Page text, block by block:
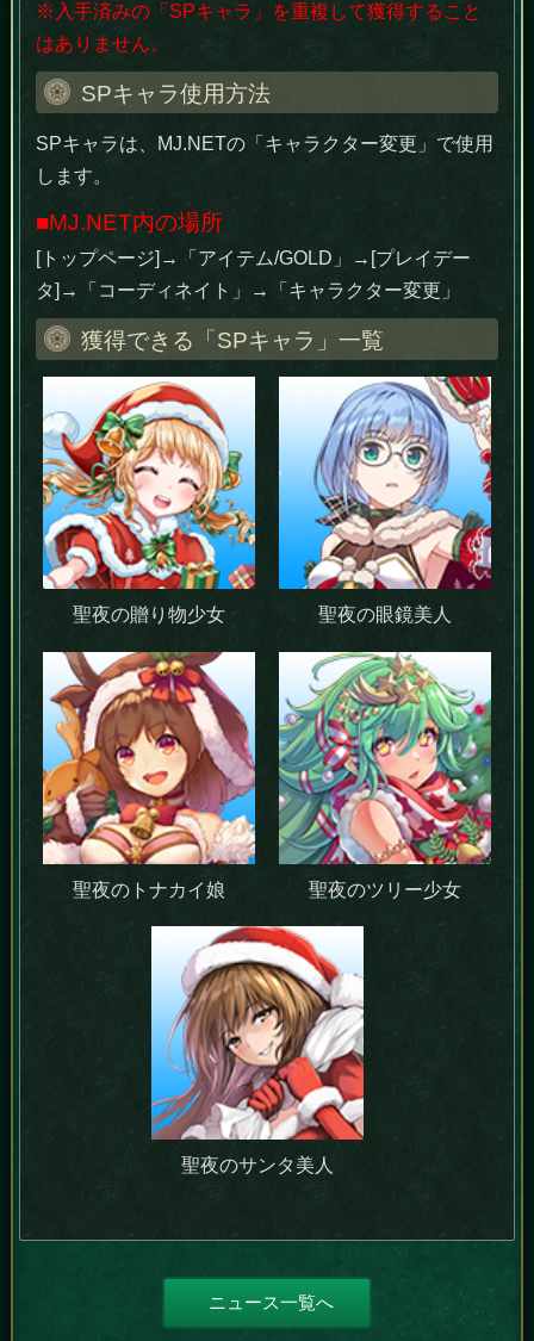
※入手済みの「SPキャラ」を重複して獲得すること
はありません。
SPキャラ使用方法
SPキャラは、MJ.NETの「キャラクター変更」で使用
します。
■MJ.NET内の場所
[トップページ]→「アイテム/GOLD」→[プレイデー
タ]→「コーディネイト」→「キャラクター変更」
獲得できる「SPキャラ」一覧
聖夜の贈り物少女 聖夜の眼鏡美人
聖夜のトナカイ娘 聖夜のツリー少女
聖夜のサンタ美人
ニュース一覧へ